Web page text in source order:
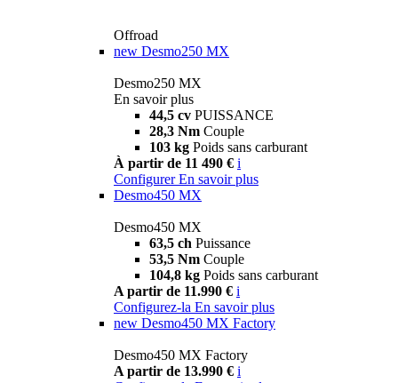
Offroad
new Desmo250 MX
Desmo250 MX
En savoir plus
44,5 cv PUISSANCE
28,3 Nm Couple
103 kg Poids sans carburant
À partir de 11 490 € i
Configurer En savoir plus
Desmo450 MX
Desmo450 MX
63,5 ch Puissance
53,5 Nm Couple
104,8 kg Poids sans carburant
A partir de 11.990 € i
Configurez-la En savoir plus
new Desmo450 MX Factory
Desmo450 MX Factory
A partir de 13.990 € i